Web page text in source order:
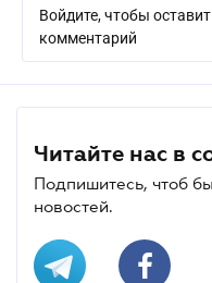
Войдите, чтобы
комментарий
Читайте нас в
Подпишитесь, чтоб
новостей.